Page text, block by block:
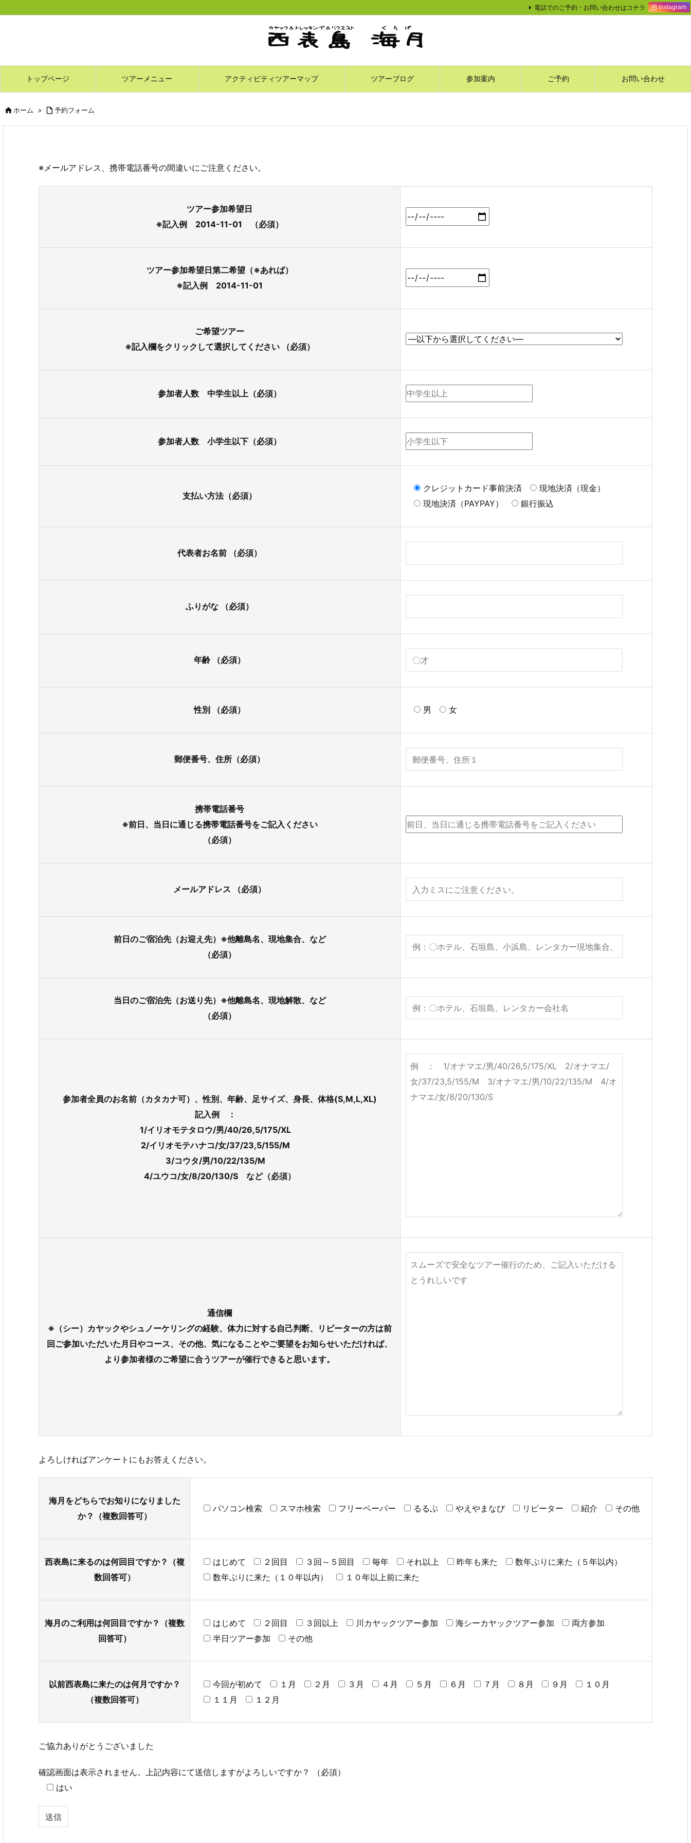
トップページ ツアーメニュー アクティビティツアーマップ ツアーブログ 参加案内 ご予約 お問い合わせ
電話でのご予約・お問い合わせはコチラ Instagram
ホーム >  予約フォーム
※メールアドレス、携帯電話番号の間違いにご注意ください。
ツアー参加希望日
※記入例 2014-11-01
（必須）
ツアー参加希望日第二希望（※あれば）
※記入例 2014-11-01
ご希望ツアー
※記入欄をクリックして選択してください
（必須）
参加者人数 中学生以上 （必須）
参加者人数 小学生以下 （必須）
支払い方法（必須）
クレジットカード事前決済
現地決済（現金）
現地決済（PAYPAY）
銀行振込
代表者お名前 （必須）
ふりがな （必須）
年齢 （必須）
性別 （必須） 男 女
郵便番号、住所 （必須）
携帯電話番号
※前日、当日に通じる携帯電話番号をご記入ください
（必須）
メールアドレス （必須）
前日のご宿泊先（お迎え先）※他離島名、現地集合、など
（必須）
当日のご宿泊先（お送り先）※他離島名、現地解散、など
（必須）
参加者全員のお名前（カタカナ可）、性別、年齢、足サイズ、身長、体格(S,M,L,XL)
記入例 ：
1/イリオモテタロウ/男/40/26,5/175/XL
2/イリオモテハナコ/女/37/23,5/155/M
3/コウタ/男/10/22/135/M
4/ユウコ/女/8/20/130/S など（必須）
通信欄
※（シー）カヤックやシュノーケリングの経験、体力に対する自己判断、リピーターの方は前
回ご参加いただいた月日やコース、その他、気になることやご要望をお知らせいただければ、
より参加者様のご希望に合うツアーが催行できると思います。
よろしければアンケートにもお答えください。
海月をどちらでお知りになりました
か？（複数回答可）
パソコン検索 スマホ検索 フリーペーパー るるぶ やえやまなび リピーター 紹介 その他
西表島に来るのは何回目ですか？（複
数回答可）
はじめて ２回目 ３回～５回目 毎年 それ以上 昨年も来た
数年ぶりに来た（５年以内）
数年ぶりに来た（１０年以内）
１０年以上前に来た
海月のご利用は何回目ですか？（複数
回答可）
はじめて ２回目 ３回以上 川カヤックツアー参加 海シーカヤックツアー参加
両方参加
半日ツアー参加
その他
以前西表島に来たのは何月ですか？
（複数回答可）
今回が初めて １月 ２月 ３月 ４月 ５月 ６月 ７月 ８月 ９月
１０月
１１月
１２月
ご協力ありがとうございました
確認画面は表示されません。上記内容にて送信しますがよろしいですか？
（必須）
はい